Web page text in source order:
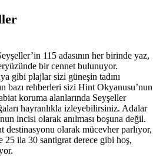
115 adasının her birinde yaz,
bir cennet bulunuyor.
gibi plajlar sizi güneşin tadını
bazı rehberleri sizi Hint Okyanusu’nun
koruma alanlarında Seyşeller
hayranlıkla izleyebilirsiniz. Adalar
incisi olarak anılması boşuna değil.
destinasyonu olarak mücevher parlıyor,
25 ila 30 santigrat derece gibi hoş,